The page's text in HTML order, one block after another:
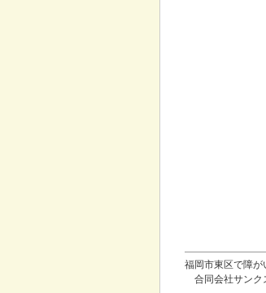
福岡市東区で障が
合同会社サン